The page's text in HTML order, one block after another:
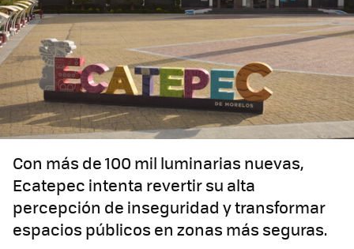
Con más de 100 mil luminarias nuevas,
Ecatepec intenta revertir su alta
percepción de inseguridad y transformar
espacios públicos en zonas más seguras.